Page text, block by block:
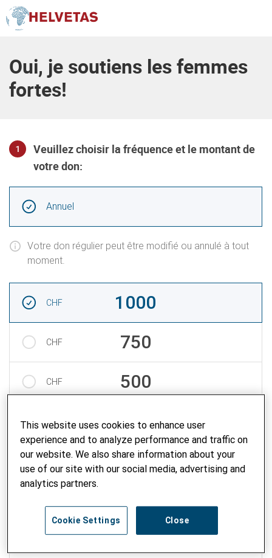
Oui, je soutiens les femmes
fortes!
1
Veuillez choisir la fréquence et le montant de
votre don:
Annuel
Votre don régulier peut être modifié ou annulé à tout
moment.
CHF 1000
CHF 750
CHF 500
CHF Montant personnalisé
Veuillez choisir un mode de paiement:
Mode de paiement
TWINT
This website uses cookies to enhance user
experience and to analyze performance and traffic on
our website. We also share information about your
use of our site with our social media, advertising and
analytics partners.
Close
Cookie Settings